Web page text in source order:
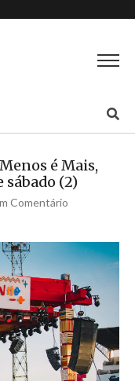
é Mais,
sábado (2)
Comentário